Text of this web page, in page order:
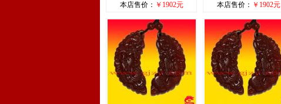
本店售价： ￥1902元
本店售价： ￥1902元